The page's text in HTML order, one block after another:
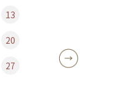
13
20
27